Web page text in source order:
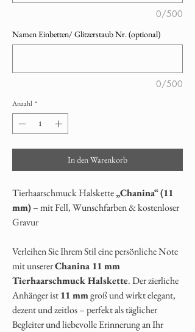
0/500
Namen Einbetten/ Glitzerstaub Nr. (optional)
0/500
Anzahl *
In den Warenkorb
Tierhaarschmuck Halskette„Chanina“ (11
mm)– mit Fell, Wunschfarben & kostenloser
Gravur
Verleihen Sie Ihrem Stil eine persönliche Note
mit unsererChanina 11 mm
Tierhaarschmuck Halskette. Der zierliche
Anhänger ist11 mmgroß und wirkt elegant,
dezent und zeitlos – perfekt als täglicher
Begleiter und liebevolle Erinnerung an Ihr